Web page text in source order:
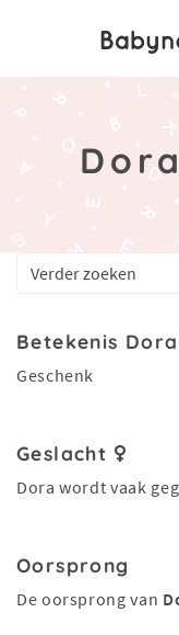
Dora
Betekenis Dora
Geschenk
Geslacht
Dora wordt vaak
Oorsprong
De oorsprong van